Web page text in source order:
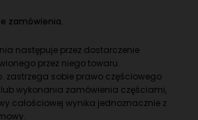
zamówienia.
następuje przez dostarczenie
przez niego towaru.
zastrzega sobie prawo częściowego
wykonania zamówienia częściami,
całościowej wynika jednoznacznie z